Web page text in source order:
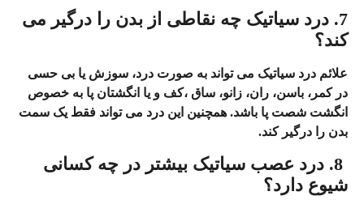
7. درد سیاتیک چه نقاطی از بدن را درگیر می‌
کند؟
علائم درد سیاتیک می‌ تواند به صورتدرد، سوزش یا بی حسی
در کمر، باسن، ران، زانو، ساق ،کف و یا انگشتان پا به خصوص
انگشت شصت پا باشد. همچنین این درد می‌ تواند فقط یک سمت
بدن را درگیر کند.
8. درد عصب سیاتیک بیشتر در چه کسانی
شیوع دارد؟